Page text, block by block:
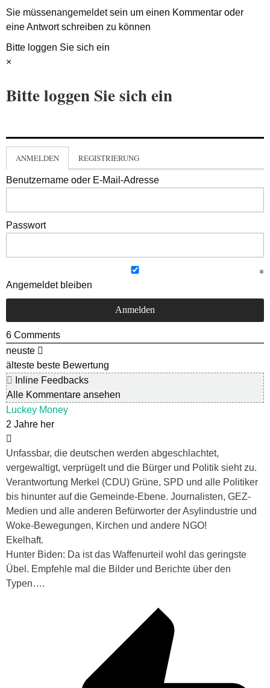
Sie müssenangemeldetsein um einen Kommentar oder
eine Antwort schreiben zu können
Bitte loggen Sie sich ein
×
Bitte loggen Sie sich ein
ANMELDEN REGISTRIERUNG
Benutzername oder E-Mail-Adresse
Passwort
Angemeldet bleiben
6 Comments
neuste
älteste beste Bewertung
Inline Feedbacks
Alle Kommentare ansehen
Luckey Money
2 Jahre her
Unfassbar, die deutschen werden abgeschlachtet,
vergewaltigt, verprügelt und die Bürger und Politik sieht zu.
Verantwortung Merkel (CDU) Grüne, SPD und alle Politiker
bis hinunter auf die Gemeinde-Ebene. Journalisten, GEZ-
Medien und alle anderen Befürworter der Asylindustrie und
Woke-Bewegungen, Kirchen und andere NGO!
Ekelhaft.
Hunter Biden: Da ist das Waffenurteil wohl das geringste
Übel. Empfehle mal die Bilder und Berichte über den
Typen….